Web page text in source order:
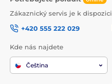
Zákaznický servis je k dispozici
+420 555 222 029
Kde nás najdete
Čeština